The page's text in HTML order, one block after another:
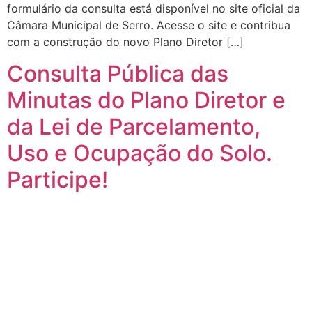
formulário da consulta está disponível no site oficial da
Câmara Municipal de Serro. Acesse o site e contribua
com a construção do novo Plano Diretor […]
Consulta Pública das
Minutas do Plano Diretor e
da Lei de Parcelamento,
Uso e Ocupação do Solo.
Participe!